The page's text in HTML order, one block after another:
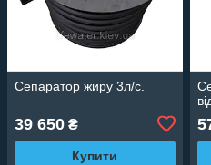
Сепаратор жиру 3л/с.
39 650 ₴
Купити